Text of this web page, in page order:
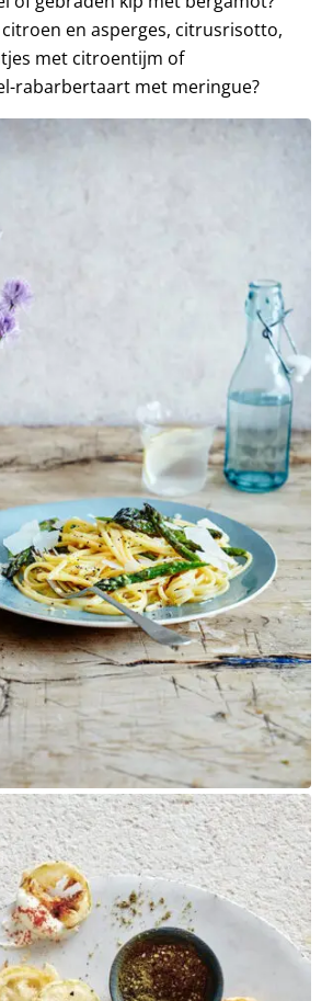
en asperges, citrusrisotto,
met citroentijm of
rabarbertaart met meringue?